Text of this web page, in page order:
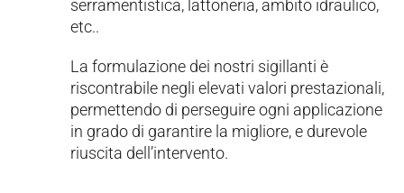
serramentistica, lattoneria, ambito idraulico,
etc..
La formulazione dei nostri sigillanti è
riscontrabile negli elevati valori prestazionali,
permettendo di perseguire ogni applicazione
in grado di garantire la migliore, e durevole
riuscita dell’intervento.